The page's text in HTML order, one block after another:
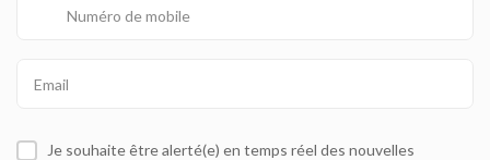
Je souhaite être alerté(e) en temps réel des nouvelles